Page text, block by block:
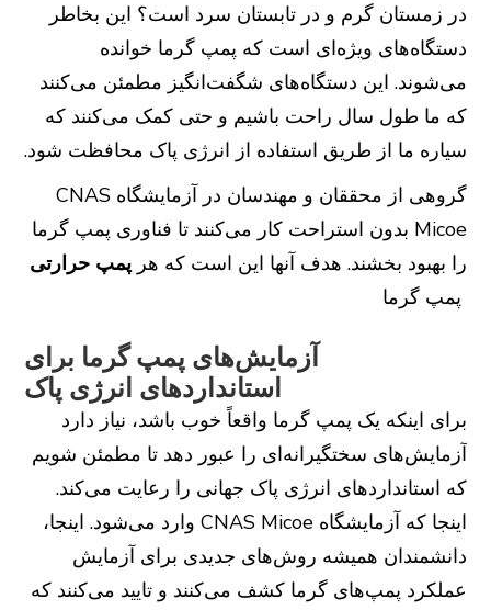
در زمستان گرم و در تابستان سرد است؟ این بخاطر
دستگاه‌های ویژه‌ای است که پمپ گرما خوانده
می‌شوند. این دستگاه‌های شگفت‌انگیز مطمئن می‌کنند
که ما طول سال راحت باشیم و حتی کمک می‌کنند که
سیاره ما از طریق استفاده از انرژی پاک محافظت شود.
گروهی از محققان و مهندسان در آزمایشگاه CNAS
Micoe بدون استراحت کار می‌کنند تا فناوری پمپ گرما
را بهبود بخشند. هدف آنها این است که هرپمپ حرارتی
پمپ گرما
آزمایش‌های پمپ گرما برای
استانداردهای انرژی پاک
برای اینکه یک پمپ گرما واقعاً خوب باشد، نیاز دارد
آزمایش‌های سختگیرانه‌ای را عبور دهد تا مطمئن شویم
که استانداردهای انرژی پاک جهانی را رعایت می‌کند.
اینجا که آزمایشگاه CNAS Micoe وارد می‌شود. اینجا،
دانشمندان همیشه روش‌های جدیدی برای آزمایش
عملکرد پمپ‌های گرما کشف می‌کنند و تایید می‌کنند که